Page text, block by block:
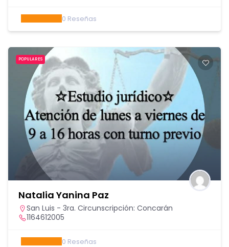
0 Reseñas
POPULARES
Natalia Yanina Paz
San Luis - 3ra. Circunscripción: Concarán
1164612005
0 Reseñas